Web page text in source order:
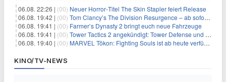
06.08. 22:26 | (00) Neuer Horror‑Titel The Skin Stapler feiert Release
06.08. 19:42 | (00) Tom Clancy’s The Division Resurgence – ab sofort für euch verfügbar
06.08. 19:41 | (00) Farmer’s Dynasty 2 bringt euch neue Fahrzeuge
06.08. 19:41 | (00) Tower Tactics 2 angekündigt: Tower Defense und Deckbuilding Kombo kehrt zurück
06.08. 19:40 | (00) MARVEL Tōkon: Fighting Souls ist ab heute verfügbar
KINO/TV-NEWS